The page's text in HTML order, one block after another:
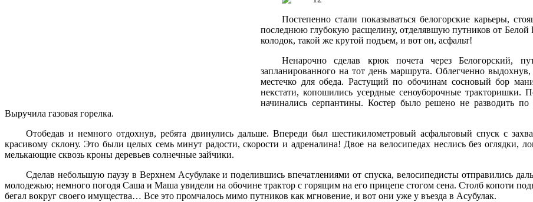
Постепенно стали показываться белогорские карьеры,
последнюю глубокую расщелину, отделявшую путников от Белой
колодок, такой же крутой подъем, и вот он, асфальт!
Ненарочно сделав крюк почета через Белогорский,
запланированного на тот день маршрута. Облегченно
местечко для обеда. Растущий по обочинам сосновый бор
некстати, копошились усердные сеноуборочные тракторишки.
начинались серпантины. Костер было решено не разводить
Выручила газовая горелка.
Отобедав и немного отдохнув, ребята двинулись дальше. Впереди был шестикилометровый асфальтовый спуск с
красивому склону. Это были целых семь минут радости, скорости и адреналина! Двое на велосипедах неслись без оглядки,
мелькающие сквозь кроны деревьев солнечные зайчики.
Сделав небольшую паузу в Верхнем Асубулаке и поделившись впечатлениями от спуска, велосипедисты отправились
молодежью; немного погодя Саша и Маша увидели на обочине трактор с горящим на его прицепе стогом сена. Столб копоти
бегал вокруг своего имущества… Все это промчалось мимо путников как мгновение, и вот они уже у въезда в Асубулак.